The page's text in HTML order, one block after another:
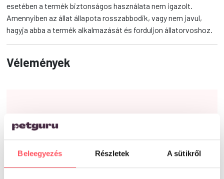
Beleegyezés Részletek A sütikről
esetében a termék biztonságos használata nem igazolt.
Amennyiben az állat állapota rosszabbodik, vagy nem javul,
hagyja abba a termék alkalmazását és forduljon állatorvoshoz.
Vélemények
0 vélemény alapján